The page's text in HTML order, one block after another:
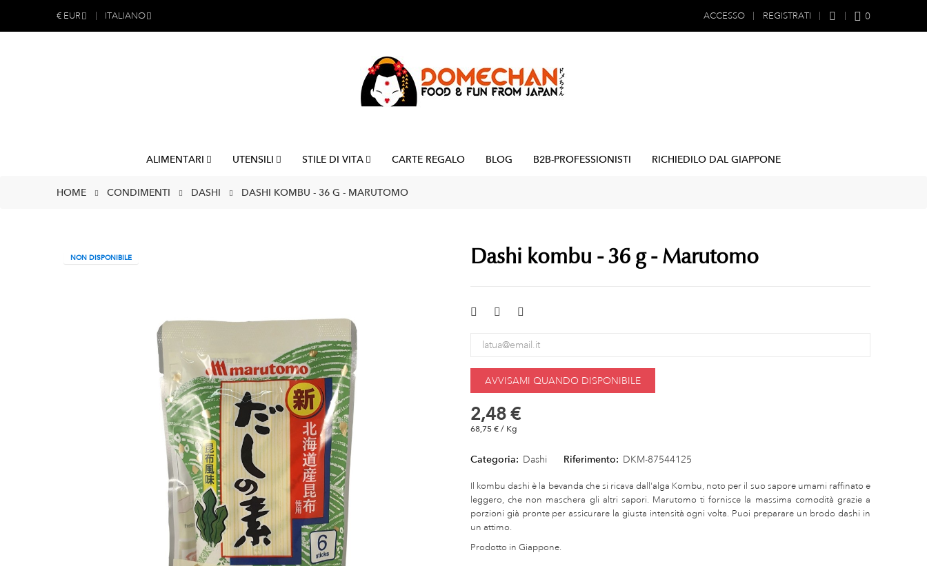
€ EUR ITALIANO ACCESSO REGISTRATI 0
ALIMENTARI UTENSILI STILE DI VITA CARTE REGALO BLOG B2B-PROFESSIONISTI RICHIEDILO DAL GIAPPONE
HOME CONDIMENTI DASHI DASHI KOMBU - 36 G - MARUTOMO
NON DISPONIBILE Dashi kombu - 36 g - Marutomo
AVVISAMI QUANDO DISPONIBILE
2,48 €
68,75 € / Kg
Categoria: Dashi Riferimento: DKM-87544125
Il kombu dashi è la bevanda che si ricava dall'alga Kombu, noto per il suo sapore umami raffinato e
leggero, che non maschera gli altri sapori. Marutomo ti fornisce la massima comodità grazie a
porzioni già pronte per assicurare la giusta intensità ogni volta. Puoi preparare un brodo dashi in
un attimo.
Prodotto in Giappone.